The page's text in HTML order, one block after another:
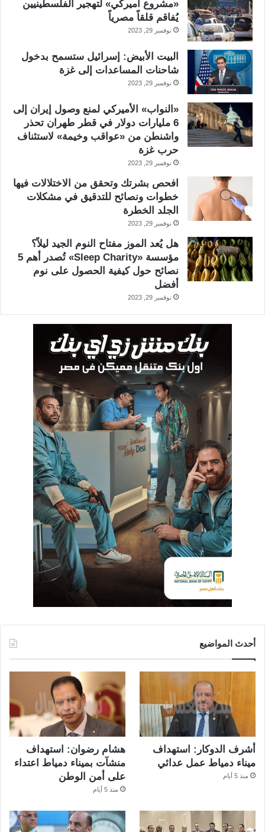
«مشروع أميركي» لتهجير الفلسطينيين
يُفاقم قلقاً مصرياً
نوفمبر 29, 2023
البيت الأبيض: إسرائيل ستسمح بدخول
شاحنات المساعدات إلى غزة
نوفمبر 29, 2023
«النواب» الأميركي لمنع وصول إيران إلى
6 مليارات دولار في قطر طهران تحذر
واشنطن من «عواقب وخيمة» لاستئناف
حرب غزة
نوفمبر 29, 2023
افحص بشرتك وتحقق من الاختلالات فيها
خطوات ونصائح للتدقيق في مشكلات
الجلد الخطرة
نوفمبر 29, 2023
هل يُعد الموز مفتاح النوم الجيد ليلاً؟
مؤسسة «Sleep Charity» تُصدر أهم 5
نصائح حول كيفية الحصول على نوم
أفضل
نوفمبر 29, 2023
أحدث المواضيع
أشرف الدوكار: استهداف
ميناء دمياط عمل عدائي
منذ 5 أيام
هشام رضوان: استهداف
منشآت بميناء دمياط اعتداء
على أمن الوطن
منذ 5 أيام